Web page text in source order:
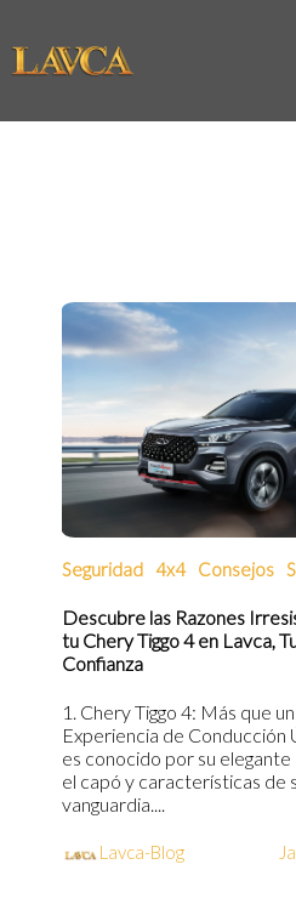
Seguridad 4x4 Consejos
Descubre las Razones
tu Chery Tiggo 4 en Lavca,
Confianza
1. Chery Tiggo 4: Más que
Experiencia de Conducción
es conocido por su
el capó y características de
vanguardia....
Lavca-Blog